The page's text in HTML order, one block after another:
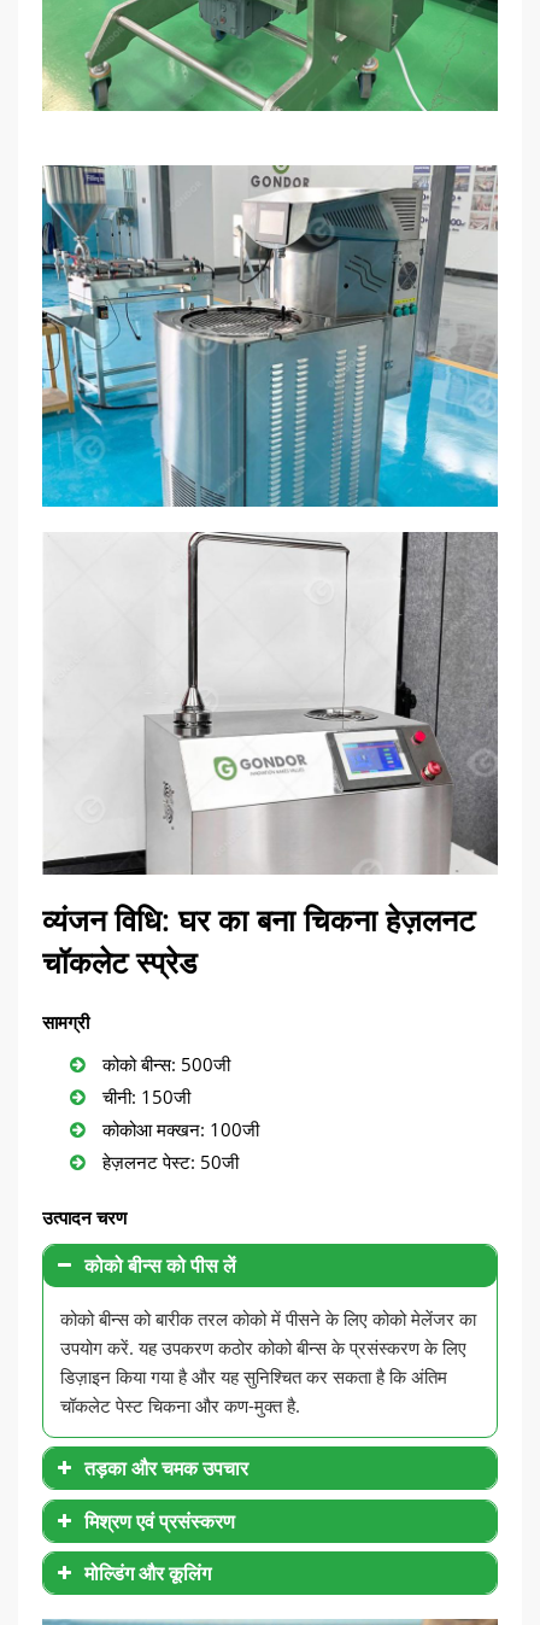
व्यंजन विधि: घर का बना चिकना हेज़लनट
चॉकलेट स्प्रेड
सामग्री
कोको बीन्स: 500जी
चीनी: 150जी
कोकोआ मक्खन: 100जी
हेज़लनट पेस्ट: 50जी
उत्पादन चरण
कोको बीन्स को पीस लें
कोको बीन्स को बारीक तरल कोको में पीसने के लिए कोको मेलेंजर का
उपयोग करें. यह उपकरण कठोर कोको बीन्स के प्रसंस्करण के लिए
डिज़ाइन किया गया है और यह सुनिश्चित कर सकता है कि अंतिम
चॉकलेट पेस्ट चिकना और कण-मुक्त है.
तड़का और चमक उपचार
मिश्रण एवं प्रसंस्करण
मोल्डिंग और कूलिंग